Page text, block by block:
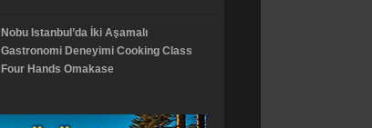
Nobu Istanbul’da İki Aşamalı
Gastronomi Deneyimi Cooking Class
Four Hands Omakase